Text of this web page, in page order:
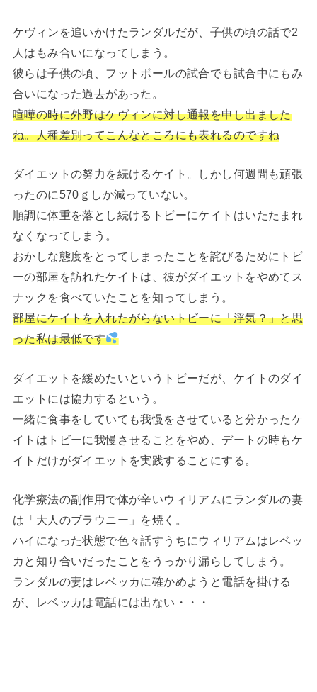
ケヴィンを追いかけたランダルだが、子供の頃の話で2
人はもみ合いになってしまう。
彼らは子供の頃、フットボールの試合でも試合中にもみ
合いになった過去があった。
喧嘩の時に外野はケヴィンに対し通報を申し出ました
ね。人種差別ってこんなところにも表れるのですね
ダイエットの努力を続けるケイト。しかし何週間も頑張
ったのに570ｇしか減っていない。
順調に体重を落とし続けるトビーにケイトはいたたまれ
なくなってしまう。
おかしな態度をとってしまったことを詫びるためにトビ
ーの部屋を訪れたケイトは、彼がダイエットをやめてス
ナックを食べていたことを知ってしまう。
部屋にケイトを入れたがらないトビーに「浮気？」と思
った私は最低です
ダイエットを緩めたいというトビーだが、ケイトのダイ
エットには協力するという。
一緒に食事をしていても我慢をさせていると分かったケ
イトはトビーに我慢させることをやめ、デートの時もケ
イトだけがダイエットを実践することにする。
化学療法の副作用で体が辛いウィリアムにランダルの妻
は「大人のブラウニー」を焼く。
ハイになった状態で色々話すうちにウィリアムはレベッ
カと知り合いだったことをうっかり漏らしてしまう。
ランダルの妻はレベッカに確かめようと電話を掛ける
が、レベッカは電話には出ない・・・